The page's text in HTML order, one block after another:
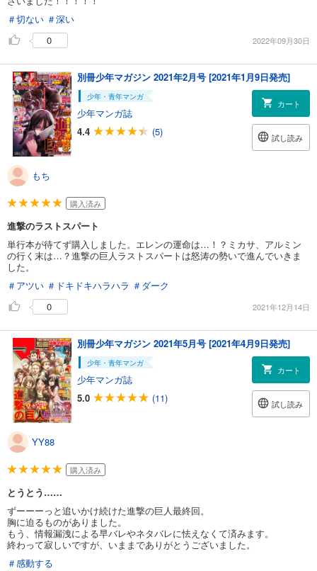
＃切ない ＃深い
0
2022年09月30日
別冊少年マガジン 2021年2月号 [2021年1月9日発売]
少年・青年マンガ
少年マンガ誌
4.4
(5)
カート
試し読み
もち
購入済み
進撃のラストスパート
単行本が待てず購入しました。エレンの運命は…！？ミカサ、アルミン
の行く末は…？進撃の巨人ラストスパートは怒涛の勢いで進んでいきま
した。
＃アツい ＃ドキドキハラハラ ＃ダーク
0
2021年12月14日
別冊少年マガジン 2021年5月号 [2021年4月9日発売]
少年・青年マンガ
少年マンガ誌
5.0
(11)
カート
試し読み
YY88
購入済み
とうとう……
ずーーーっと追いかけ続けた進撃の巨人最終回。
胸に迫るものがありました。
もう、情報漏洩による早バレやネタバレに怯えなくて済みます。
終わって寂しいですが、いままでありがとうございました。
＃感動する